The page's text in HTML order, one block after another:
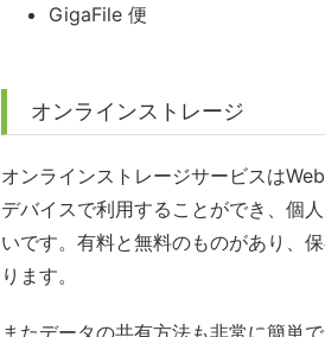
GigaFile 便
オンラインストレージ
オンラインストレージサービスは
デバイスで利用することができ、個
いです。有料と無料のものがあり、
ります。
またデータの共有方法も非常に簡単